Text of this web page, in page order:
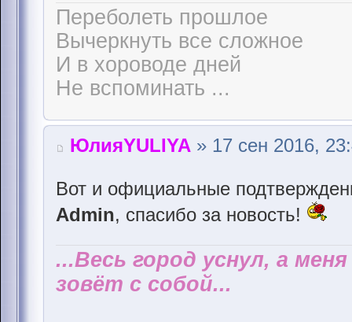
Переболеть прошлое
Вычеркнуть все сложное
И в хороводе дней
Не вспоминать ...
ЮлияYULIYA » 17 сен 2016,
Вот и официальные
Admin, спасибо за новость!
...Весь город уснул, а
зовёт с собой...